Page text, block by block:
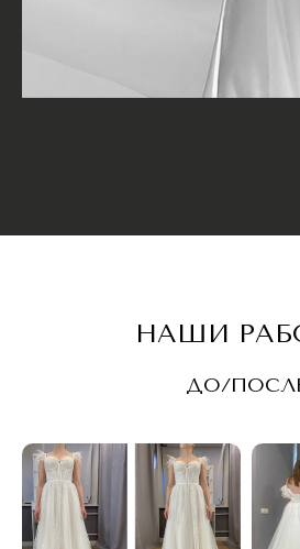
НАШИ
ДО/
+7(977) 748 45 45
для бесплатной консультации
Я согласен с Политикой конфиденциальности
Оставить заявку